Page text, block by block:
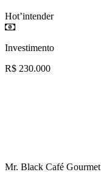
Hot’intender
Investimento
R$ 230.000
Mr. Black Café Gourmet